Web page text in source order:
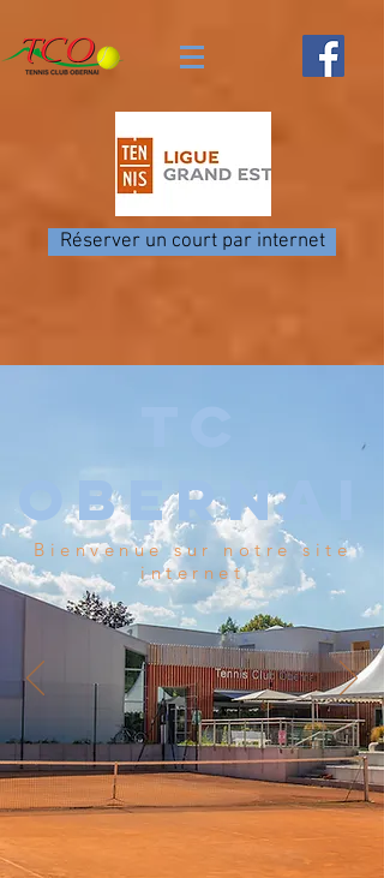
Réserver un court par internet
OBERNAI
Bienvenue sur notre site
internet